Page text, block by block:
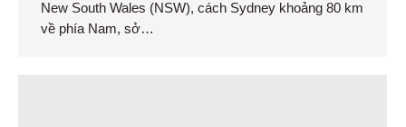
New South Wales (NSW), cách Sydney khoảng 80 km
về phía Nam, sở…